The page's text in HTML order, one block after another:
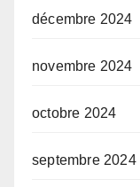
décembre 2024
novembre 2024
octobre 2024
septembre 2024